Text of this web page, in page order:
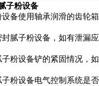
子粉设备
使用轴承润滑的齿轮箱
子粉设备，如有泄漏应
设备铲的紧固情况，如
设备电气控制系统是否